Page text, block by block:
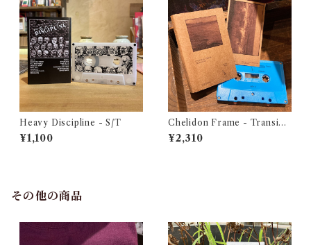
Heavy Discipline - S/T
¥1,100
Chelidon Frame - Transien
ce
¥2,310
その他の商品